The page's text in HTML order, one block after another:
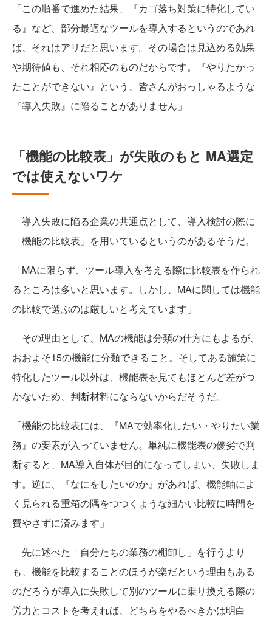
「この順番で進めた結果、『カゴ落ち対策に特化してい
る』など、部分最適なツールを導入するというのであれ
ば、それはアリだと思います。その場合は見込める効果
や期待値も、それ相応のものだからです。『やりたかっ
たことができない』という、皆さんがおっしゃるような
『導入失敗』に陥ることがありません」
「機能の比較表」が失敗のもと MA選定
では使えないワケ
導入失敗に陥る企業の共通点として、導入検討の際に
「機能の比較表」を用いているというのがあるそうだ。
「MAに限らず、ツール導入を考える際に比較表を作られ
るところは多いと思います。しかし、MAに関しては機能
の比較で選ぶのは厳しいと考えています」
その理由として、MAの機能は分類の仕方にもよるが、
おおよそ15の機能に分類できること。そしてある施策に
特化したツール以外は、機能表を見てもほとんど差がつ
かないため、判断材料にならないからだそうだ。
「機能の比較表には、『MAで効率化したい・やりたい業
務』の要素が入っていません。単純に機能表の優劣で判
断すると、MA導入自体が目的になってしまい、失敗しま
す。逆に、『なにをしたいのか』があれば、機能軸によ
く見られる重箱の隅をつつくような細かい比較に時間を
費やさずに済みます」
先に述べた「自分たちの業務の棚卸し」を行うより
も、機能を比較することのほうが楽だという理由もある
のだろうが導入に失敗して別のツールに乗り換える際の
労力とコストを考えれば、どちらをやるべきかは明白